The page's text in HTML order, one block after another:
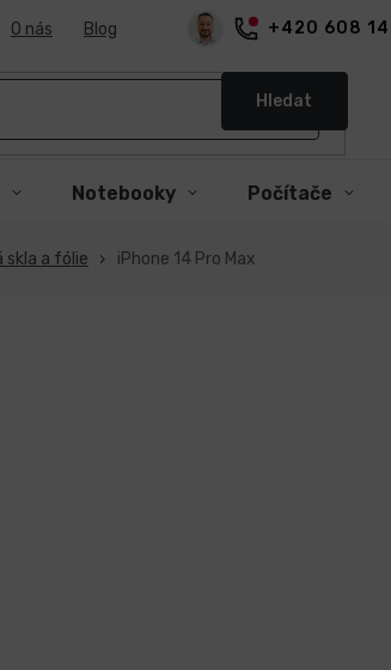
+420 608
O nás Blog
Hledat
Notebooky Počítače
skla a fólie iPhone 14 Pro Max